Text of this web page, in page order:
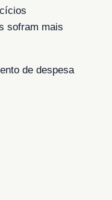
sofram mais
de despesa